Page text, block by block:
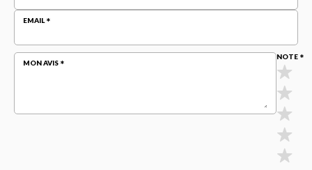
EMAIL
MON AVIS
NOTE